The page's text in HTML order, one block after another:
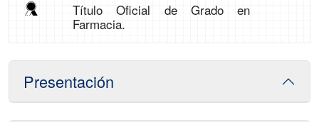
Título Oficial de Grado en
Farmacia.
Presentación